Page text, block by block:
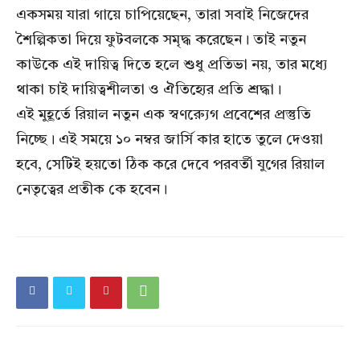
একসময় যারা গায়ে চাপিয়েছেন, তারা সবাই নিজেদের
শৈল্পিকতা দিয়ে ফুটবলকে সমৃদ্ধ করেছেন। তাই নতুন
কাউকে এই দায়িত্ব দিতে হলে শুধু প্রতিভা নয়, তার মধ্যে
থাকা চাই দায়িত্বশীলতা ও ঐতিহ্যের প্রতি শ্রদ্ধা।
এই মুহূর্তে রিয়াল নতুন এক স্বণর‌্যুেগ প্রবেশের প্রস্তুতি
নিচ্ছে। এই সময়ে ১০ নম্বর জার্সি কার হাতে তুলে দেওয়া
হবে, সেটিই হয়তো ঠিক করে দেবে পরবর্তী যুগের রিয়াল
নেতৃত্বের প্রতীক কে হবেন।